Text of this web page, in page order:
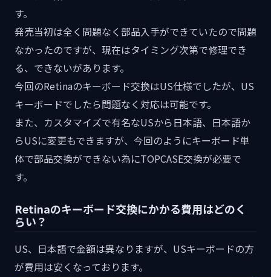
す。
発売当初は全く問題なく部品入手ができていたので問題
なかったのですが、現在はタイミング次第で修理でき
る、できないがあります。
今回のRetinaのキーボード交換はUS仕様でしたが、US
キーボードでしたら問題なく対応は可能です。
また、カスタマイズで有名なUSから日本語、日本語か
らUSに変更もできますが、今回のようにキーボード単
体で部品交換ができない為にTOPCASE交換が必要で
す。
Retinaのキーボード交換にかかる費用はどのく
らい？
US、日本語で金額は異なりますが、USキーボードの方
が費用は安くなっております。